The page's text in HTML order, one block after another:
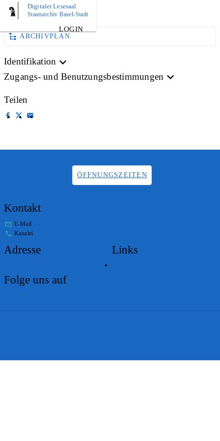
Digitaler Lesesaal
Staatsarchiv Basel-Stadt
LOGIN
AKTE PLAN
ARCHIVPLAN
Identifikation
Zugangs- und Benutzungsbestimmungen
Teilen
ÖFFNUNGSZEITEN
Kontakt
E-Mail
Kanzlei
Adresse Links
Folge uns auf